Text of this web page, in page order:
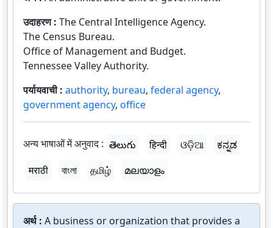
उदाहरण : The Central Intelligence Agency.
The Census Bureau.
Office of Management and Budget.
Tennessee Valley Authority.
पर्यायवाची : authority, bureau, federal agency,
government agency, office
अन्य भाषाओं में अनुवाद : తెలుగు हिन्दी ଓଡ଼ିଆ
ಕನ್ನಡ
मराठी
বাংলা தமிழ் മലയാളം
अर्थ : A business or organization that provides a